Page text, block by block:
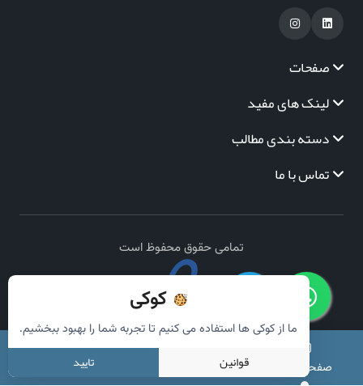
صفحه اصلی دسته بندی سبد خرید
صفحات
لینک های مفید
دسته بندی مطالب
تماس با ما
تمامی حقوق محفوظ است
کوکی
ما از کوکی ها استفاده می کنیم تا تجربه شما را بهبود ببخشیم.
قوانین تایید